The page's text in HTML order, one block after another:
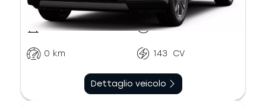
Ibrido benzina CVT
0 km 143 CV
Dettaglio veicolo